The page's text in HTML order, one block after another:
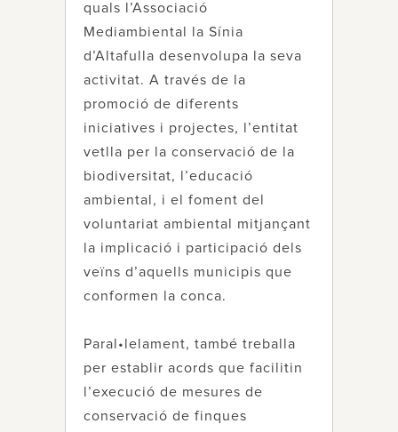
quals l’Associació
Mediambiental la Sínia
d’Altafulla desenvolupa la seva
activitat. A través de la
promoció de diferents
iniciatives i projectes, l’entitat
vetlla per la conservació de la
biodiversitat, l’educació
ambiental, i el foment del
voluntariat ambiental mitjançant
la implicació i participació dels
veïns d’aquells municipis que
conformen la conca.
Paral•lelament, també treballa
per establir acords que facilitin
l’execució de mesures de
conservació de finques